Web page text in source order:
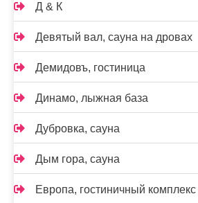
Д & К
Девятый вал, сауна на дровах
Демидовъ, гостиница
Динамо, лыжная база
Дубровка, сауна
Дым гора, сауна
Европа, гостиничный комплекс